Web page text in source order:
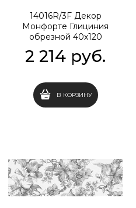
14016R/3F Декор
Монфорте Глициния
обрезной 40х120
2 214 руб.
В КОРЗИНУ